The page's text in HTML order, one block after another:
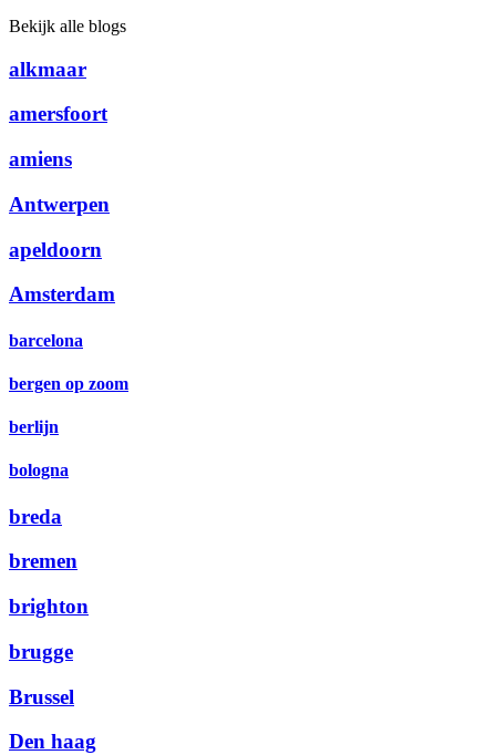
Bekijk alle blogs
alkmaar
amersfoort
amiens
Antwerpen
apeldoorn
Amsterdam
barcelona
bergen op zoom
berlijn
bologna
breda
bremen
brighton
brugge
Brussel
Den haag